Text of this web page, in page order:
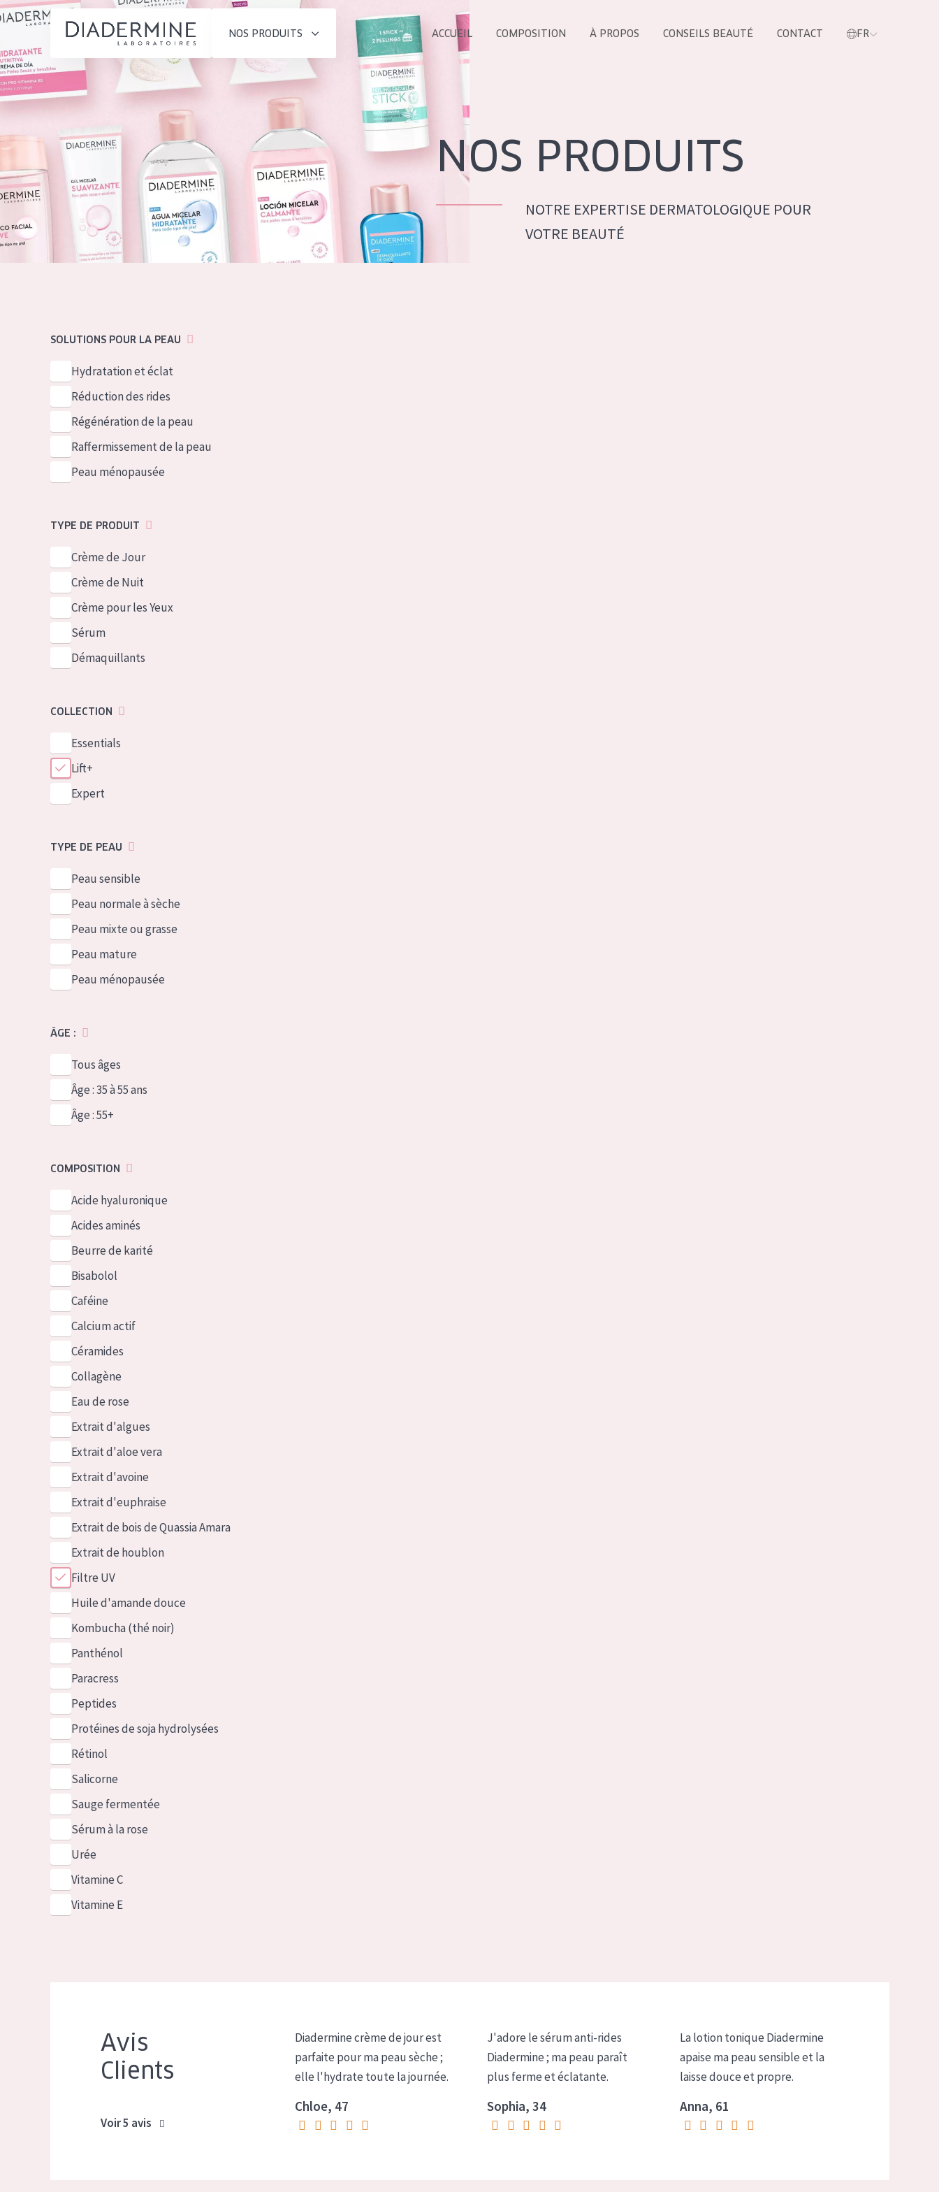
NOS PRODUITS
Hydratation et éclat
Réduction des rides
Régénération de la peau
Raffermissement de la
peau
Peau ménopausée
TYPE DE PRODUIT
Crème de Jour
Crème de Nuit
Crème pour les Yeux
Sérum
Démaquillants
COLLECTION
Essentials
Lift+
Expert
ACCUEIL COMPOSITION À PROPOS CONSEILS BEAUTÉ CONTACT FR
Composition
À propos
Conseils Beauté
Contact
English
Spanish
NOS PRODUITS
NOTRE EXPERTISE DERMATOLOGIQUE POUR
VOTRE BEAUTÉ
SOLUTIONS POUR LA PEAU
Hydratation et éclat
Réduction des rides
Régénération de la peau
Raffermissement de la peau
Peau ménopausée
TYPE DE PRODUIT
Crème de Jour
Crème de Nuit
Crème pour les Yeux
Sérum
Démaquillants
COLLECTION
Essentials
Lift+
Expert
TYPE DE PEAU
Peau sensible
Peau normale à sèche
Peau mixte ou grasse
Peau mature
Peau ménopausée
ÂGE :
Tous âges
Âge : 35 à 55 ans
Âge : 55+
COMPOSITION
Acide hyaluronique
Acides aminés
Beurre de karité
Bisabolol
Caféine
Calcium actif
Céramides
Collagène
Eau de rose
Extrait d'algues
Extrait d'aloe vera
Extrait d'avoine
Extrait d'euphraise
Extrait de bois de Quassia Amara
Extrait de houblon
Filtre UV
Huile d'amande douce
Kombucha (thé noir)
Panthénol
Paracress
Peptides
Protéines de soja hydrolysées
Rétinol
Salicorne
Sauge fermentée
Sérum à la rose
Urée
Vitamine C
Vitamine E
Avis
Clients
Voir 5 avis
Diadermine crème de jour est
parfaite pour ma peau sèche ;
elle l'hydrate toute la journée.
Chloe, 47
J'adore le sérum anti-rides
Diadermine ; ma peau paraît
plus ferme et éclatante.
Sophia, 34
La lotion tonique Diadermine
apaise ma peau sensible et la
laisse douce et propre.
Anna, 61